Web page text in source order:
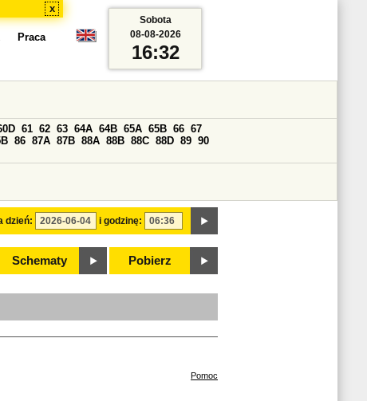
x
Praca
dzień: i godzinę:
61 62 63 64A 64B 65A 65B 66 67
86 87A 87B 88A 88B 88C 88D 89 90
Schematy Pobierz
Sobota
08-08-2026
16:32
Pomoc